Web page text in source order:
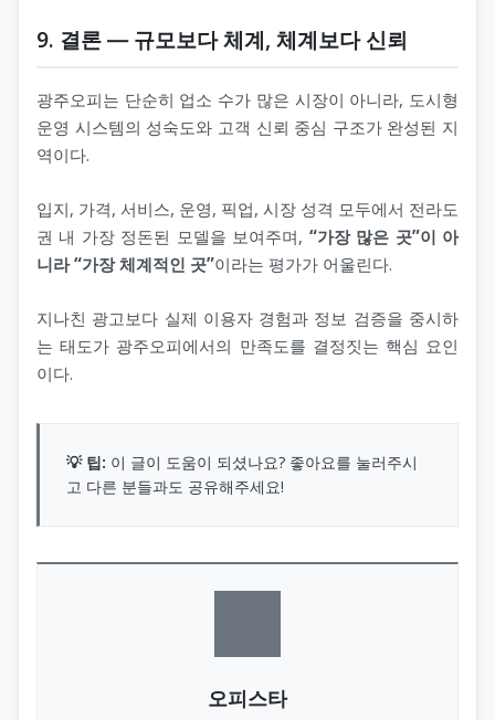
9. 결론 ― 규모보다 체계, 체계보다 신뢰
광주오피는 단순히 업소 수가 많은 시장이 아니라, 도시형
운영 시스템의 성숙도와 고객 신뢰 중심 구조가 완성된 지
역이다.
입지, 가격, 서비스, 운영, 픽업, 시장 성격 모두에서 전라도
권 내 가장 정돈된 모델을 보여주며, “가장 많은 곳”이 아
니라 “가장 체계적인 곳”이라는 평가가 어울린다.
지나친 광고보다 실제 이용자 경험과 정보 검증을 중시하
는 태도가 광주오피에서의 만족도를 결정짓는 핵심 요인
이다.
💡 팁: 이 글이 도움이 되셨나요? 좋아요를 눌러주시
고 다른 분들과도 공유해주세요!
오피스타